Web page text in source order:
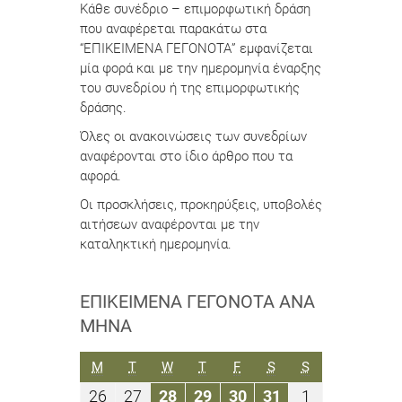
Κάθε συνέδριο – επιμορφωτική δράση
που αναφέρεται παρακάτω στα
“ΕΠΙΚΕΙΜΕΝΑ ΓΕΓΟΝΟΤΑ” εμφανίζεται
μία φορά και με την ημερομηνία έναρξης
του συνεδρίου ή της επιμορφωτικής
δράσης.
Όλες οι ανακοινώσεις των συνεδρίων
αναφέρονται στο ίδιο άρθρο που τα
αφορά.
Οι προσκλήσεις, προκηρύξεις, υποβολές
αιτήσεων αναφέρονται με την
καταληκτική ημερομηνία.
ΕΠΙΚΕΊΜΕΝΑ ΓΕΓΟΝΌΤΑ ΑΝΆ
ΜΉΝΑ
M ΔΕΥΤΈΡΑ
TΤΡΊΤΗ
WΤΕΤΆΡΤΗ
TΠΈΜΠΤΗ
FΠΑΡΑΣΚΕΥΉ
SΣΆΒΒΑΤΟ
SΚΥΡΙΑΚΉ
26 27 2828 2929 303031 1